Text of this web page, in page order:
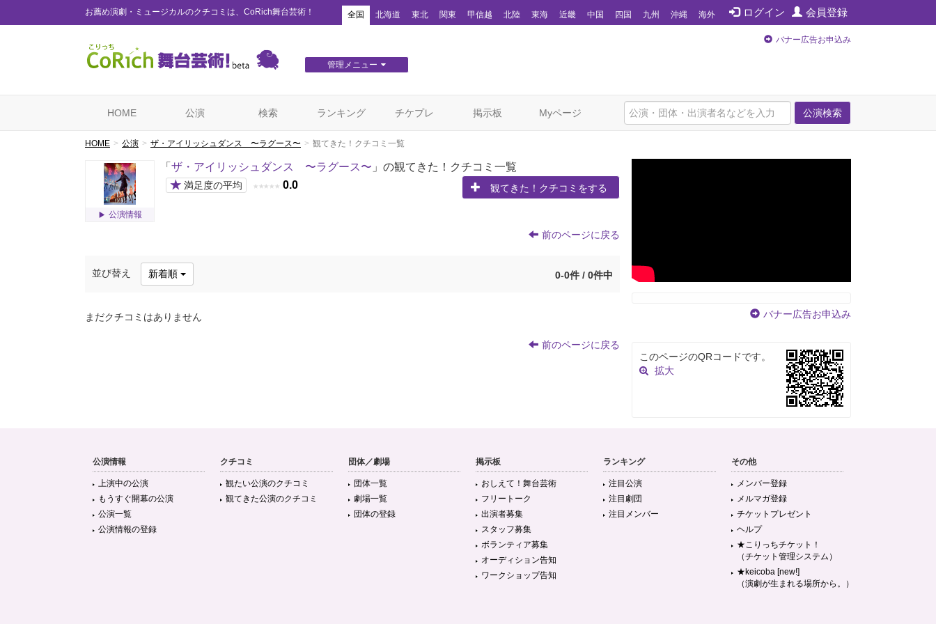
お薦め演劇・ミュージカルのクチコミは、CoRich舞台芸術！ ログイン 会員登録
全国 北海道 東北 関東 甲信越 北陸 東海 近畿 中国 四国 九州 沖縄 海外
管理メニュー
バナー広告お申込み
公演検索
HOME 公演 検索 ランキング チケプレ 掲示板 Myページ
HOME 公演 ザ・アイリッシュダンス 〜ラグース〜 観てきた！クチコミ一覧
公演情報
「 ザ・アイリッシュダンス 〜ラグース〜 」の観てきた！クチコミ一覧
★ 満足度の平均 ★ ★ ★ ★ ★ 0.0 観てきた！クチコミをする
前のページに戻る
並び替え 新着順 0-0件 / 0件中
まだクチコミはありません
前のページに戻る
バナー広告お申込み
このページのQRコードです。
拡大
公演情報
上演中の公演
もうすぐ開幕の公演
公演一覧
公演情報の登録
クチコミ
観たい公演のクチコミ
観てきた公演のクチコミ
団体／劇場
団体一覧
劇場一覧
団体の登録
掲示板
おしえて！舞台芸術
フリートーク
出演者募集
スタッフ募集
ボランティア募集
オーディション告知
ワークショップ告知
ランキング
注目公演
注目劇団
注目メンバー
その他
メンバー登録
メルマガ登録
チケットプレゼント
ヘルプ
★こりっちチケット！
（チケット管理システム）
★keicoba [new!]
（演劇が生まれる場所から。）